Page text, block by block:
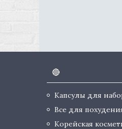
🔴
Капсулы для
Все для
Корейская